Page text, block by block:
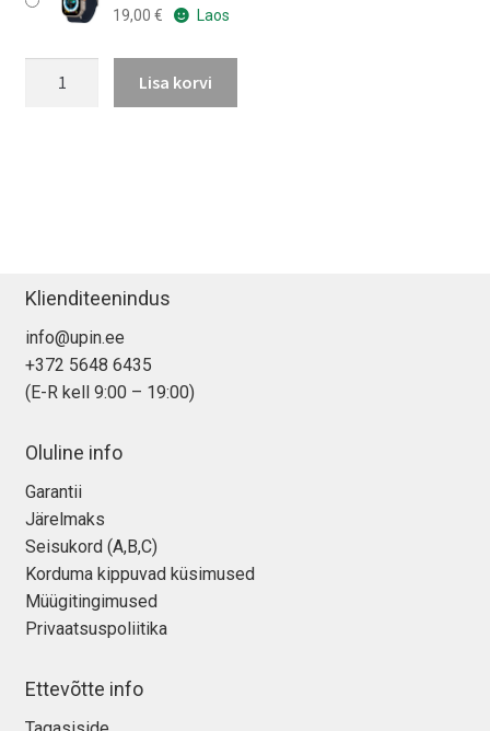
19,00 € Laos
44/
mm
kellarihm
kogus
Lisa korvi
Klienditeenindus
info@upin.ee
+372 5648 6435
(E-R kell 9:00 – 19:00)
Oluline info
Garantii
Järelmaks
Seisukord (A,B,C)
Korduma kippuvad küsimused
Müügitingimused
Privaatsuspoliitika
Ettevõtte info